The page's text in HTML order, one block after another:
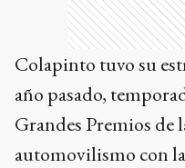
Colapinto tuvo su
año pasado,
Grandes Premios de
automovilismo con